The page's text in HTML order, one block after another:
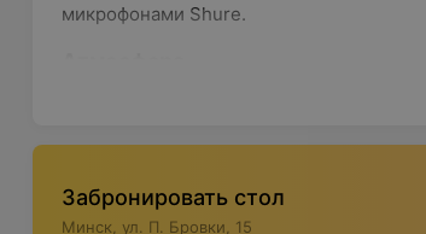
микрофонами Shure.
Интерьер караоке-клуба «Зеленый
джентльменов Х1Х века. Дизайн
палитры и текстуры материалов.
комфортную и по-домашнему уютную
Забронировать стол
Минск, ул. П. Бровки, 15